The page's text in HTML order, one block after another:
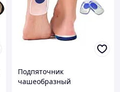
Подпяточник
чашеобразный